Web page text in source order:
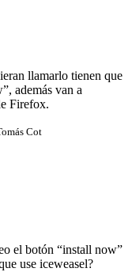
llamarlo tienen que
además van a
Firefox.
Cot
el botón “install now”
use iceweasel?